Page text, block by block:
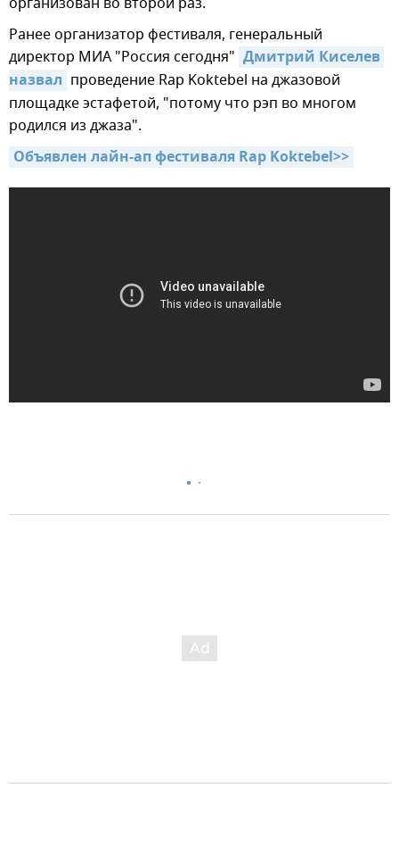
Ранее организатор фестиваля, генеральный
директор МИА "Россия сегодня" Дмитрий Киселев
назвал проведение Rap Koktebel на джазовой
площадке эстафетой, "потому что рэп во многом
родился из джаза".
Объявлен лайн-ап фестиваля Rap Koktebel>>